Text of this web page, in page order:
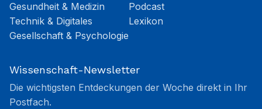
Gesundheit & Medizin
Technik & Digitales
Gesellschaft & Psychologie
Podcast
Lexikon
Wissenschaft-Newsletter
Die wichtigsten Entdeckungen der Woche direkt in Ihr
Postfach.